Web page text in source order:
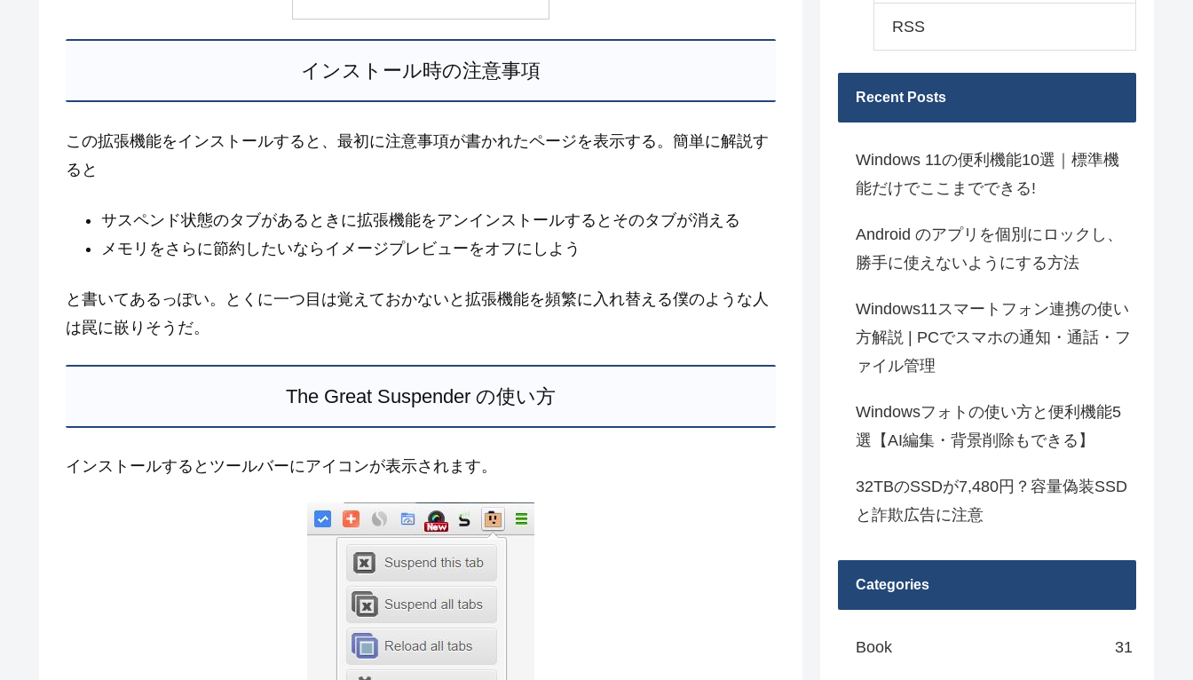
インストール時の注意事項
この拡張機能をインストールすると、最初に注意事項が書かれたページを表示する。簡単に解説す
ると
サスペンド状態のタブがあるときに拡張機能をアンインストールするとそのタブが消える
メモリをさらに節約したいならイメージプレビューをオフにしよう
と書いてあるっぽい。とくに一つ目は覚えておかないと拡張機能を頻繁に入れ替える僕のような人
は罠に嵌りそうだ。
The Great Suspender の使い方
インストールするとツールバーにアイコンが表示されます。
RSS
Recent Posts
Windows 11の便利機能10選｜標準機
能だけでここまでできる!
Android のアプリを個別にロックし、
勝手に使えないようにする方法
Windows11スマートフォン連携の使い
方解説 | PCでスマホの通知・通話・フ
ァイル管理
Windowsフォトの使い方と便利機能5
選【AI編集・背景削除もできる】
32TBのSSDが7,480円？容量偽装SSD
と詐欺広告に注意
Categories
Book 31